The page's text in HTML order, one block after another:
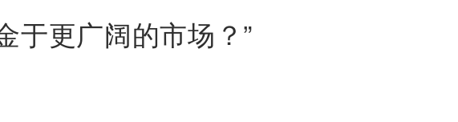
于更广阔的市场？”